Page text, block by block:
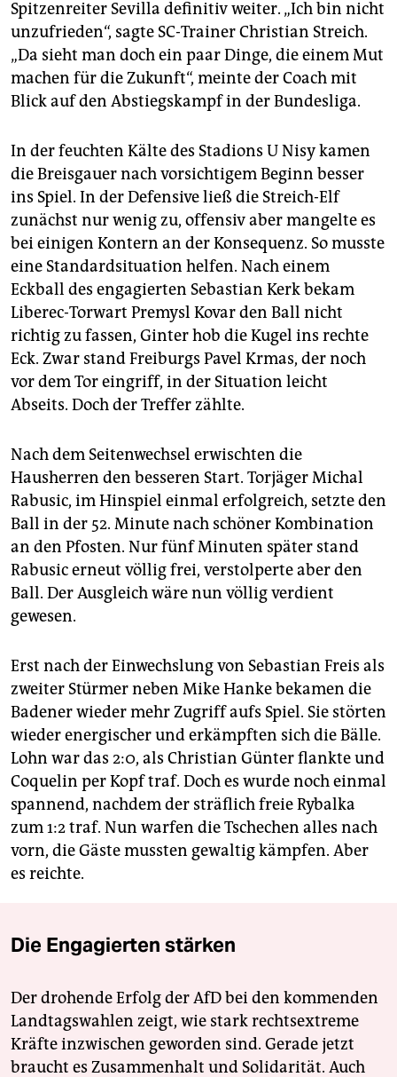
Spitzenreiter Sevilla definitiv weiter. „Ich bin nicht
unzufrieden“, sagte SC-Trainer Christian Streich.
„Da sieht man doch ein paar Dinge, die einem Mut
machen für die Zukunft“, meinte der Coach mit
Blick auf den Abstiegskampf in der Bundesliga.
In der feuchten Kälte des Stadions U Nisy kamen
die Breisgauer nach vorsichtigem Beginn besser
ins Spiel. In der Defensive ließ die Streich-Elf
zunächst nur wenig zu, offensiv aber mangelte es
bei einigen Kontern an der Konsequenz. So musste
eine Standardsituation helfen. Nach einem
Eckball des engagierten Sebastian Kerk bekam
Liberec-Torwart Premysl Kovar den Ball nicht
richtig zu fassen, Ginter hob die Kugel ins rechte
Eck. Zwar stand Freiburgs Pavel Krmas, der noch
vor dem Tor eingriff, in der Situation leicht
Abseits. Doch der Treffer zählte.
Nach dem Seitenwechsel erwischten die
Hausherren den besseren Start. Torjäger Michal
Rabusic, im Hinspiel einmal erfolgreich, setzte den
Ball in der 52. Minute nach schöner Kombination
an den Pfosten. Nur fünf Minuten später stand
Rabusic erneut völlig frei, verstolperte aber den
Ball. Der Ausgleich wäre nun völlig verdient
gewesen.
Erst nach der Einwechslung von Sebastian Freis als
zweiter Stürmer neben Mike Hanke bekamen die
Badener wieder mehr Zugriff aufs Spiel. Sie störten
wieder energischer und erkämpften sich die Bälle.
Lohn war das 2:0, als Christian Günter flankte und
Coquelin per Kopf traf. Doch es wurde noch einmal
spannend, nachdem der sträflich freie Rybalka
zum 1:2 traf. Nun warfen die Tschechen alles nach
vorn, die Gäste mussten gewaltig kämpfen. Aber
es reichte.
Die Engagierten stärken
Der drohende Erfolg der AfD bei den kommenden
Landtagswahlen zeigt, wie stark rechtsextreme
Kräfte inzwischen geworden sind. Gerade jetzt
braucht es Zusammenhalt und Solidarität. Auch